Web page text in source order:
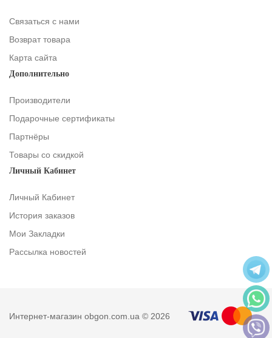
Связаться с нами
Возврат товара
Карта сайта
Дополнительно
Производители
Подарочные сертификаты
Партнёры
Товары со скидкой
Личный Кабинет
Личный Кабинет
История заказов
Мои Закладки
Рассылка новостей
Интернет-магазин obgon.com.ua © 2026